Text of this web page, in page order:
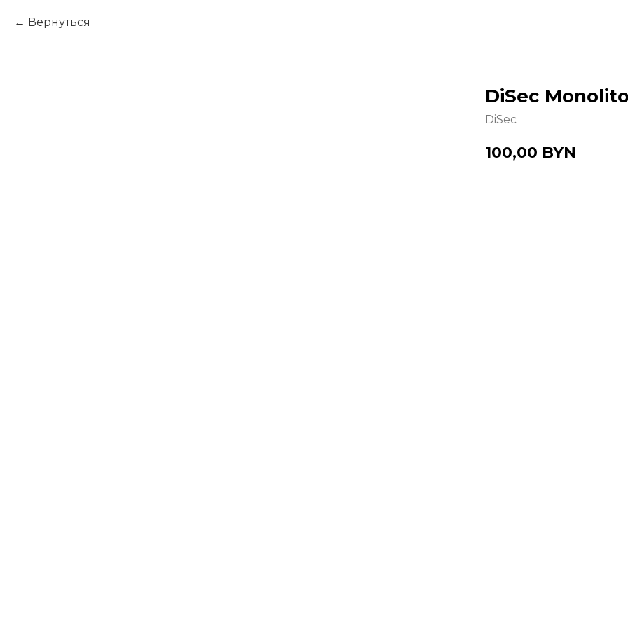
Вернуться
DiSec
DiSec
100,00 BYN